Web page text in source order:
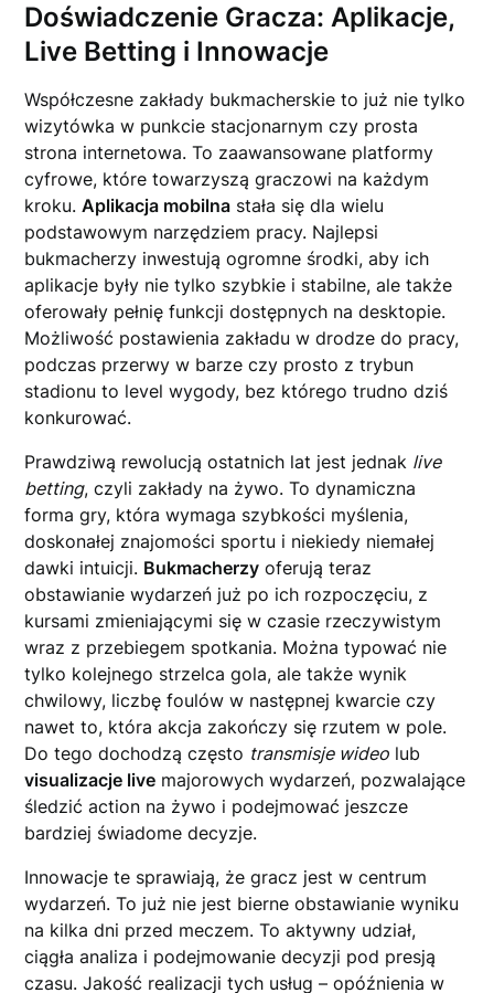
Doświadczenie Gracza: Aplikacje,
Live Betting i Innowacje
Współczesne zakłady bukmacherskie to już nie tylko
wizytówka w punkcie stacjonarnym czy prosta
strona internetowa. To zaawansowane platformy
cyfrowe, które towarzyszą graczowi na każdym
kroku.Aplikacja mobilna stała się dla wielu
podstawowym narzędziem pracy. Najlepsi
bukmacherzy inwestują ogromne środki, aby ich
aplikacje były nie tylko szybkie i stabilne, ale także
oferowały pełnię funkcji dostępnych na desktopie.
Możliwość postawienia zakładu w drodze do pracy,
podczas przerwy w barze czy prosto z trybun
stadionu to level wygody, bez którego trudno dziś
konkurować.
Prawdziwą rewolucją ostatnich lat jest jednak live
betting, czyli zakłady na żywo. To dynamiczna
forma gry, która wymaga szybkości myślenia,
doskonałej znajomości sportu i niekiedy niemałej
dawki intuicji. Bukmacherzy oferują teraz
obstawianie wydarzeń już po ich rozpoczęciu, z
kursami zmieniającymi się w czasie rzeczywistym
wraz z przebiegem spotkania. Można typować nie
tylko kolejnego strzelca gola, ale także wynik
chwilowy, liczbę foulów w następnej kwarcie czy
nawet to, która akcja zakończy się rzutem w pole.
Do tego dochodzą często transmisje wideo lub
visualizacje live majorowych wydarzeń, pozwalające
śledzić action na żywo i podejmować jeszcze
bardziej świadome decyzje.
Innowacje te sprawiają, że gracz jest w centrum
wydarzeń. To już nie jest bierne obstawianie wyniku
na kilka dni przed meczem. To aktywny udział,
ciągła analiza i podejmowanie decyzji pod presją
czasu. Jakość realizacji tych usług – opóźnienia w